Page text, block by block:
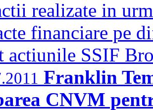
realizate in
financiare pe
actiunile SSIF
Franklin
CNVM